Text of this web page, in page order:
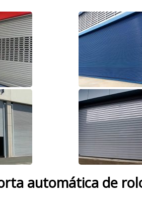
automática de